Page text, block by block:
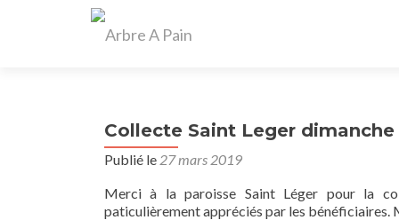
Collecte Saint Leger dimanche
Publié le 27 mars 2019
Merci à la paroisse Saint Léger pour la
paticulièrement appréciés par les bénéficiaires.